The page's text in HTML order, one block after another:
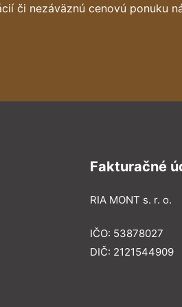
či nezáväznú cenovú ponuku
Fakturačné
RIA MONT s. r. o.
IČO: 53878027
DIČ: 2121544909